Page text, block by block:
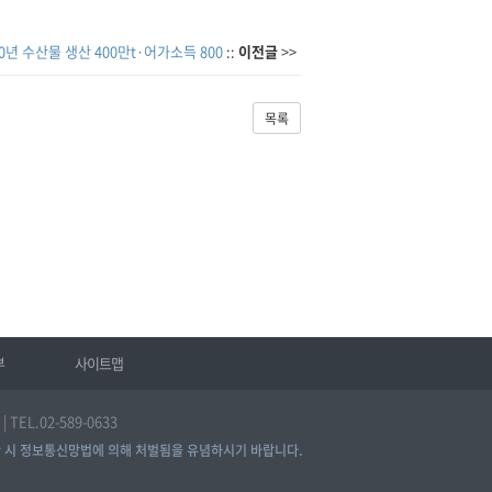
수산물 생산 400만t·어가소득 800 :: 이전글>>
목록
사이트맵
| TEL.02-589-0633
정보통신망법에 의해 처벌됨을 유념하시기 바랍니다.